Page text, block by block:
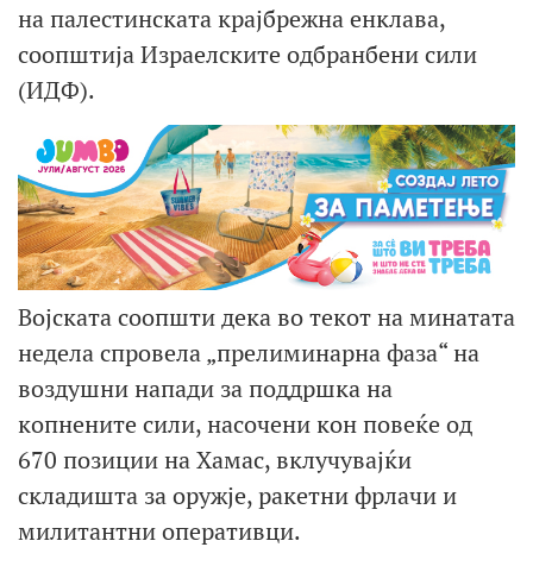
на палестинската крајбрежна енклава,
соопштија Израелските одбранбени сили
(ИДФ).
Војската соопшти дека во текот на минатата
недела спровела „прелиминарна фаза“ на
воздушни напади за поддршка на
копнените сили, насочени кон повеќе од
670 позиции на Хамас, вклучувајќи
складишта за оружје, ракетни фрлачи и
милитантни оперативци.